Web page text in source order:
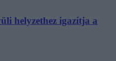
helyzethez igazítja a